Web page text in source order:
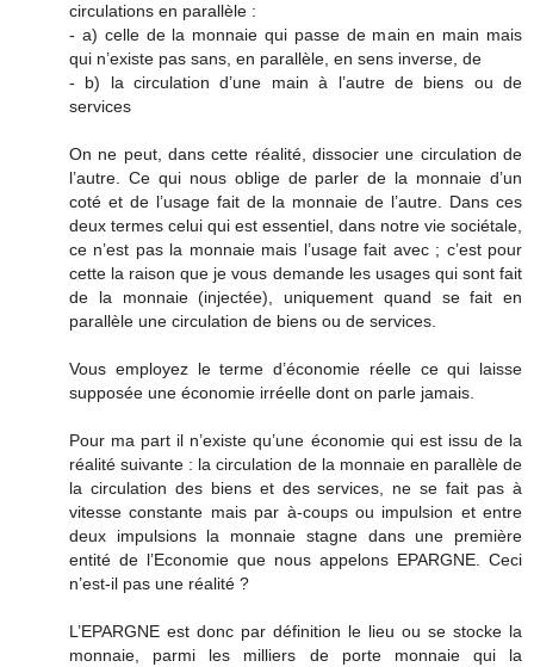
circulations en parallèle :
- a) celle de la monnaie qui passe de main en main mais
qui n’existe pas sans, en parallèle, en sens inverse, de
- b) la circulation d’une main à l’autre de biens ou de
services
On ne peut, dans cette réalité, dissocier une circulation de
l’autre. Ce qui nous oblige de parler de la monnaie d’un
coté et de l’usage fait de la monnaie de l’autre. Dans ces
deux termes celui qui est essentiel, dans notre vie sociétale,
ce n’est pas la monnaie mais l’usage fait avec ; c’est pour
cette la raison que je vous demande les usages qui sont fait
de la monnaie (injectée), uniquement quand se fait en
parallèle une circulation de biens ou de services.
Vous employez le terme d’économie réelle ce qui laisse
supposée une économie irréelle dont on parle jamais.
Pour ma part il n’existe qu’une économie qui est issu de la
réalité suivante : la circulation de la monnaie en parallèle de
la circulation des biens et des services, ne se fait pas à
vitesse constante mais par à-coups ou impulsion et entre
deux impulsions la monnaie stagne dans une première
entité de l’Economie que nous appelons EPARGNE. Ceci
n’est-il pas une réalité ?
L’EPARGNE est donc par définition le lieu ou se stocke la
monnaie, parmi les milliers de porte monnaie qui la